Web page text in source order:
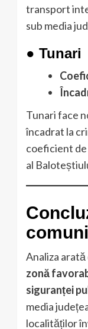
transport
sub media
● Tunari
Tunari face
încadrat la
coeficient de
al
Analiza arată
zonă
siguranței
media
localităților